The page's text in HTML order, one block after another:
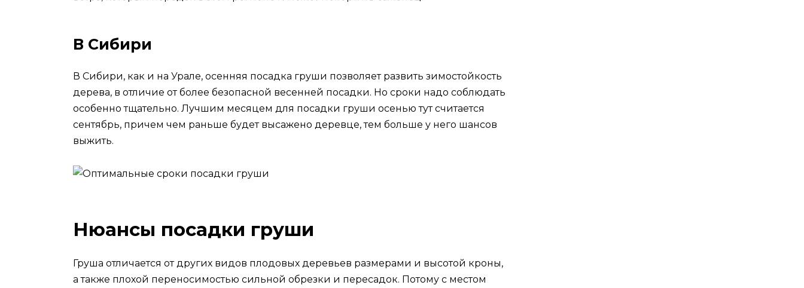
В Сибири
В Сибири, как и на Урале, осенняя посадка груши позволяет развить зимостойкость
дерева, в отличие от более безопасной весенней посадки. Но сроки надо соблюдать
особенно тщательно. Лучшим месяцем для посадки груши осенью тут считается
сентябрь, причем чем раньше будет высажено деревце, тем больше у него шансов
выжить.
Нюансы посадки груши
Груша отличается от других видов плодовых деревьев размерами и высотой кроны,
а также плохой переносимостью сильной обрезки и пересадок. Потому с местом